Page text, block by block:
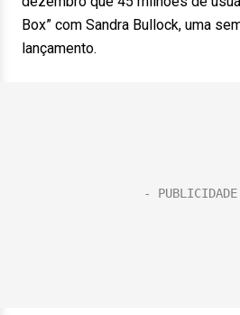
Box” com Sandra Bullock, uma
lançamento.